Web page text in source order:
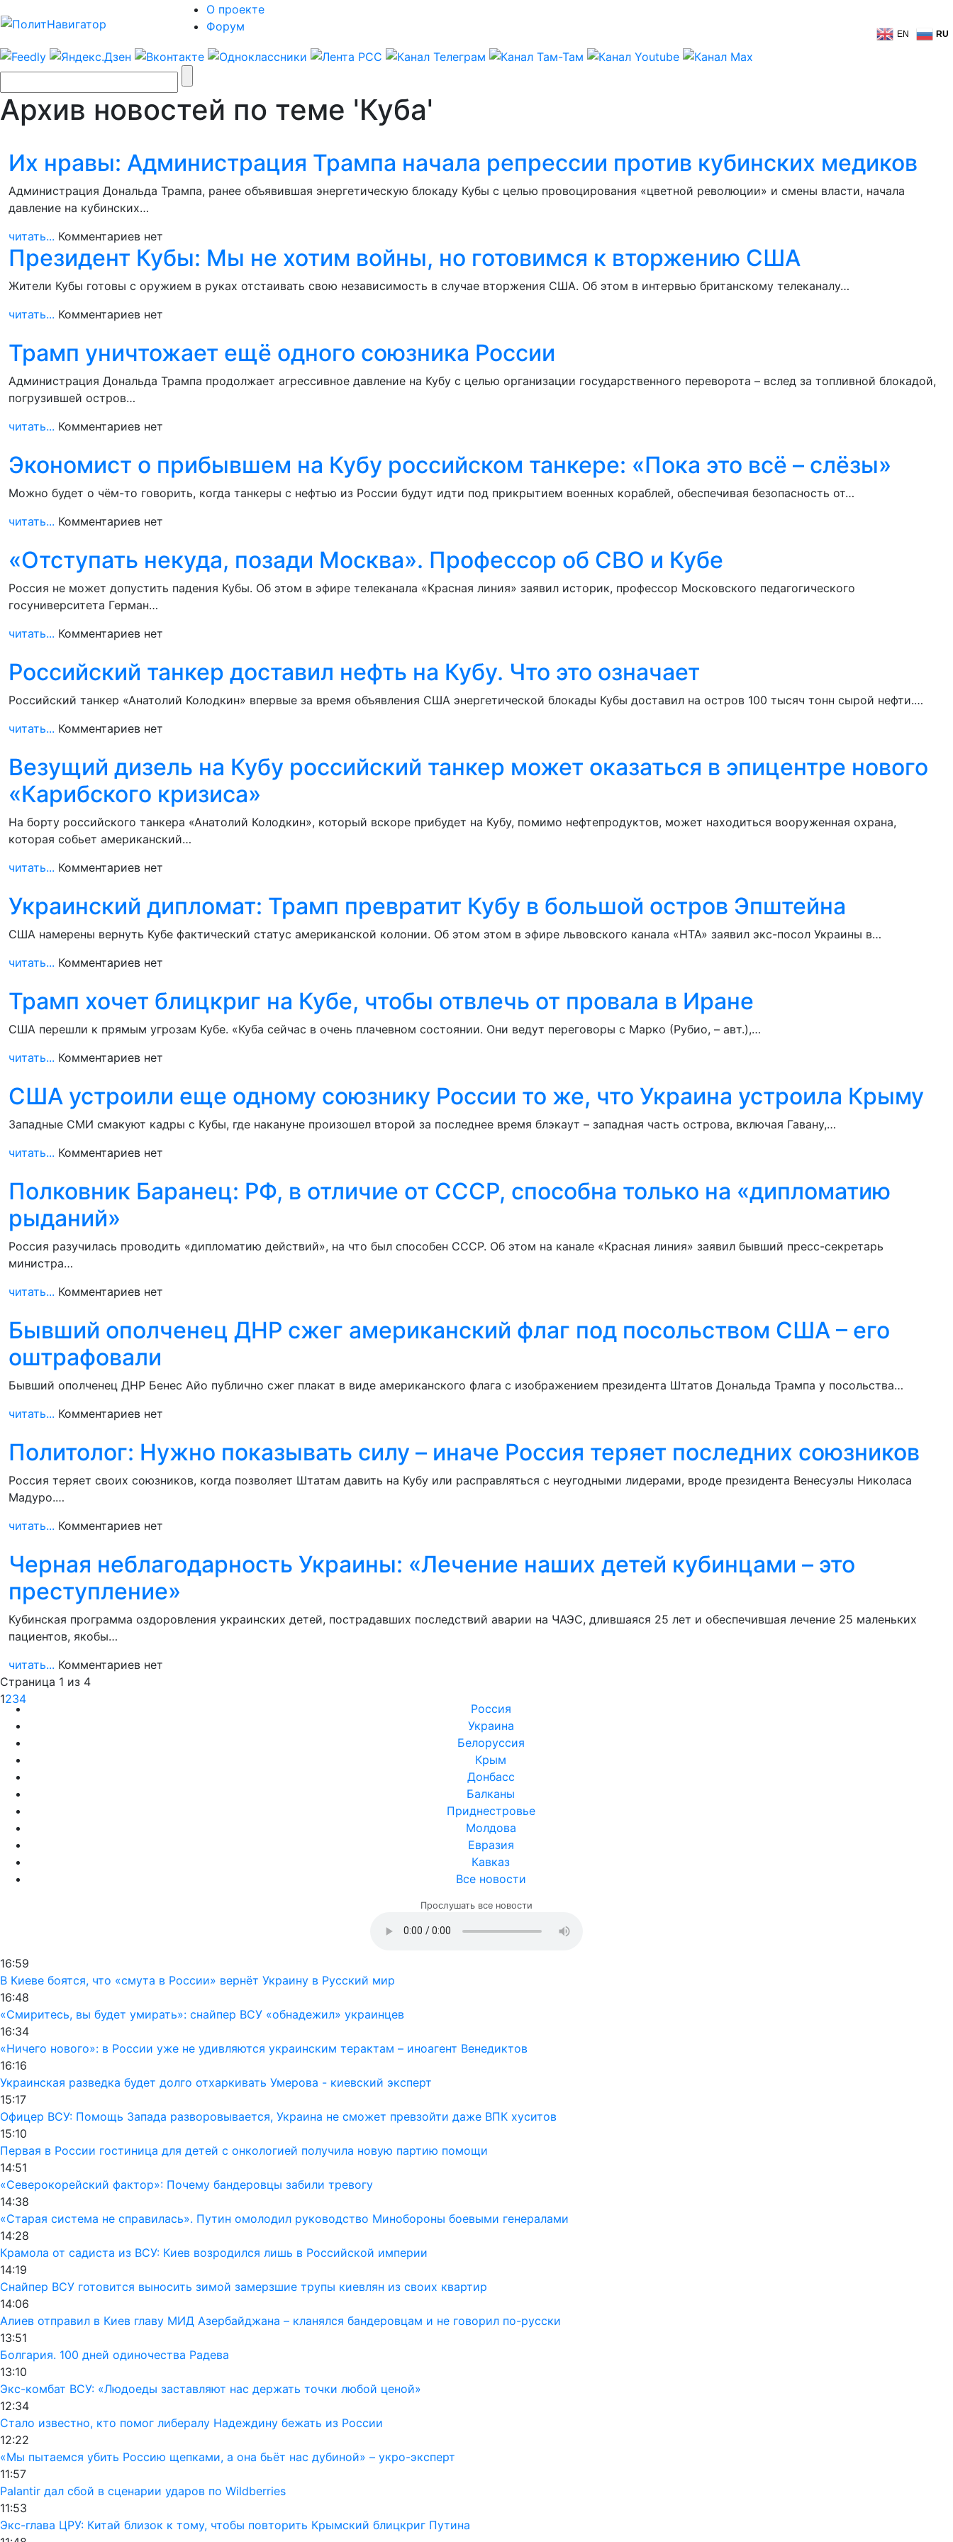
О проекте
Форум
EN RU
Архив новостей по теме 'Куба'
Их нравы: Администрация Трампа начала репрессии против кубинских медиков
Администрация Дональда Трампа, ранее объявившая энергетическую блокаду Кубы с целью провоцирования «цветной революции» и смены власти, начала
давление на кубинских…
читать... Комментариев нет
Президент Кубы: Мы не хотим войны, но готовимся к вторжению США
Жители Кубы готовы с оружием в руках отстаивать свою независимость в случае вторжения США. Об этом в интервью британскому телеканалу…
читать... Комментариев нет
Трамп уничтожает ещё одного союзника России
Администрация Дональда Трампа продолжает агрессивное давление на Кубу с целью организации государственного переворота – вслед за топливной блокадой,
погрузившей остров…
читать... Комментариев нет
Экономист о прибывшем на Кубу российском танкере: «Пока это всё – слёзы»
Можно будет о чём-то говорить, когда танкеры с нефтью из России будут идти под прикрытием военных кораблей, обеспечивая безопасность от…
читать... Комментариев нет
«Отступать некуда, позади Москва». Профессор об СВО и Кубе
Россия не может допустить падения Кубы. Об этом в эфире телеканала «Красная линия» заявил историк, профессор Московского педагогического
госуниверситета Герман…
читать... Комментариев нет
Российский танкер доставил нефть на Кубу. Что это означает
Российский танкер «Анатолий Колодкин» впервые за время объявления США энергетической блокады Кубы доставил на остров 100 тысяч тонн сырой нефти.…
читать... Комментариев нет
Везущий дизель на Кубу российский танкер может оказаться в эпицентре нового
«Карибского кризиса»
На борту российского танкера «Анатолий Колодкин», который вскоре прибудет на Кубу, помимо нефтепродуктов, может находиться вооруженная охрана,
которая собьет американский…
читать... Комментариев нет
Украинский дипломат: Трамп превратит Кубу в большой остров Эпштейна
США намерены вернуть Кубе фактический статус американской колонии. Об этом этом в эфире львовского канала «НТА» заявил экс-посол Украины в…
читать... Комментариев нет
Трамп хочет блицкриг на Кубе, чтобы отвлечь от провала в Иране
США перешли к прямым угрозам Кубе. «Куба сейчас в очень плачевном состоянии. Они ведут переговоры с Марко (Рубио, – авт.),…
читать... Комментариев нет
США устроили еще одному союзнику России то же, что Украина устроила Крыму
Западные СМИ смакуют кадры с Кубы, где накануне произошел второй за последнее время блэкаут – западная часть острова, включая Гавану,…
читать... Комментариев нет
Полковник Баранец: РФ, в отличие от СССР, способна только на «дипломатию
рыданий»
Россия разучилась проводить «дипломатию действий», на что был способен СССР. Об этом на канале «Красная линия» заявил бывший пресс-секретарь
министра…
читать... Комментариев нет
Бывший ополченец ДНР сжег американский флаг под посольством США – его
оштрафовали
Бывший ополченец ДНР Бенес Айо публично сжег плакат в виде американского флага с изображением президента Штатов Дональда Трампа у посольства…
читать... Комментариев нет
Политолог: Нужно показывать силу – иначе Россия теряет последних союзников
Россия теряет своих союзников, когда позволяет Штатам давить на Кубу или расправляться с неугодными лидерами, вроде президента Венесуэлы Николаса
Мадуро.…
читать... Комментариев нет
Черная неблагодарность Украины: «Лечение наших детей кубинцами – это
преступление»
Кубинская программа оздоровления украинских детей, пострадавших последствий аварии на ЧАЭС, длившаяся 25 лет и обеспечившая лечение 25 маленьких
пациентов, якобы…
читать... Комментариев нет
Страница 1 из 4
1234
Россия
Украина
Белоруссия
Крым
Донбасс
Балканы
Приднестровье
Молдова
Евразия
Кавказ
Все новости
Прослушать все новости
16:59
В Киеве боятся, что «смута в России» вернёт Украину в Русский мир
16:48
«Смиритесь, вы будет умирать»: снайпер ВСУ «обнадежил» украинцев
16:34
«Ничего нового»: в России уже не удивляются украинским терактам – иноагент Венедиктов
16:16
Украинская разведка будет долго отхаркивать Умерова - киевский эксперт
15:17
Офицер ВСУ: Помощь Запада разворовывается, Украина не сможет превзойти даже ВПК хуситов
15:10
Первая в России гостиница для детей с онкологией получила новую партию помощи
14:51
«Северокорейский фактор»: Почему бандеровцы забили тревогу
14:38
«Старая система не справилась». Путин омолодил руководство Минобороны боевыми генералами
14:28
Крамола от садиста из ВСУ: Киев возродился лишь в Российской империи
14:19
Снайпер ВСУ готовится выносить зимой замерзшие трупы киевлян из своих квартир
14:06
Алиев отправил в Киев главу МИД Азербайджана – кланялся бандеровцам и не говорил по-русски
13:51
Болгария. 100 дней одиночества Радева
13:10
Экс-комбат ВСУ: «Людоеды заставляют нас держать точки любой ценой»
12:34
Стало известно, кто помог либералу Надеждину бежать из России
12:22
«Мы пытаемся убить Россию щепками, а она бьёт нас дубиной» – укро-эксперт
11:57
Palantir дал сбой в сценарии ударов по Wildberries
11:53
Экс-глава ЦРУ: Китай близок к тому, чтобы повторить Крымский блицкриг Путина